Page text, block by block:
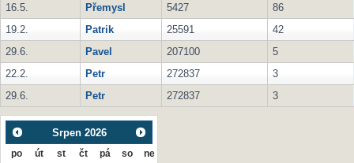
16.5.
Přemysl 5427
86
19.2.
Patrik 25591
42
29.6.
Pavel 207100
5
22.2.
Petr 272837
3
29.6.
Petr 272837 3
Srpen 2026
po út st čt pá so ne